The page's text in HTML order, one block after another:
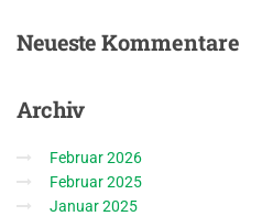
NeuesteKommentare
Archiv
Februar 2026
Februar 2025
Januar 2025